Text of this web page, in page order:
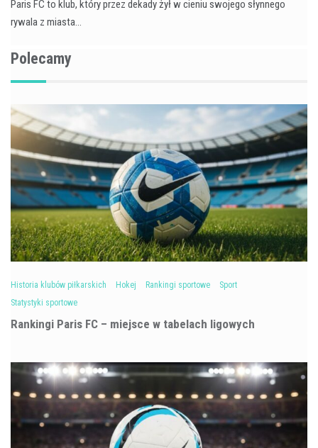
Paris FC to klub, który przez dekady żył w cieniu swojego słynnego
rywala z miasta…
Polecamy
Historia klubów piłkarskich Hokej Rankingi sportowe
Sport
Statystyki sportowe
Rankingi Paris FC – miejsce w tabelach ligowych